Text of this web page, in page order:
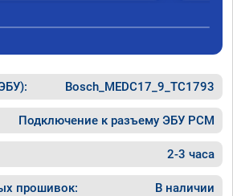
Bosch_MEDC17_9_TC1793
Подключение к разъему ЭБУ PCM
2-3 часа
прошивок: В наличии